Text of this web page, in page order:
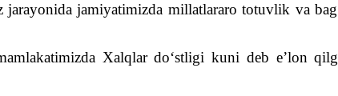
jamiyatimizda millatlararo totuvlik va
Xalqlar do‘stligi kuni deb e’lon